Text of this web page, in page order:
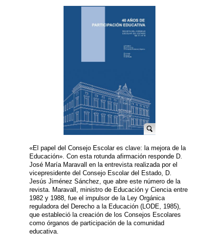
«El papel del Consejo Escolar es clave: la mejora de la
Educación». Con esta rotunda afirmación responde D.
José María Maravall en la entrevista realizada por el
vicepresidente del Consejo Escolar del Estado, D.
Jesús Jiménez Sánchez, que abre este número de la
revista. Maravall, ministro de Educación y Ciencia entre
1982 y 1988, fue el impulsor de la Ley Orgánica
reguladora del Derecho a la Educación (LODE, 1985),
que estableció la creación de los Consejos Escolares
como órganos de participación de la comunidad
educativa.